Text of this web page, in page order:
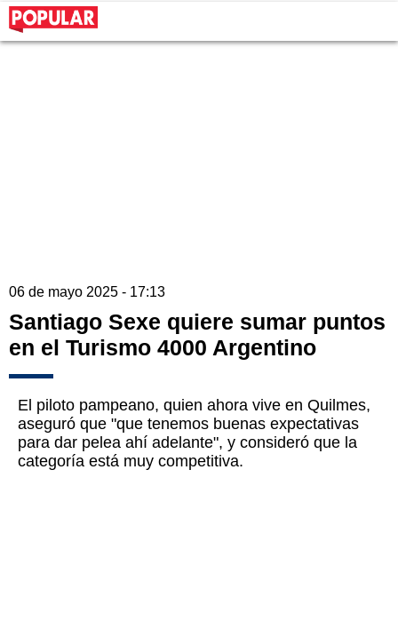
06 de mayo 2025 - 17:13
Santiago Sexe quiere sumar puntos
en el Turismo 4000 Argentino
El piloto pampeano, quien ahora vive en Quilmes,
aseguró que "que tenemos buenas expectativas
para dar pelea ahí adelante", y consideró que la
categoría está muy competitiva.